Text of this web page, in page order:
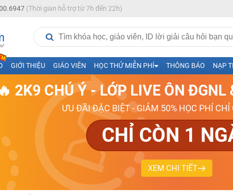
(Thời gian hỗ trợ từ 7h đến 22h)
GIỚI THIỆU GIÁO VIÊN HỌC THỬ MIỄN PHÍ THÔNG BÁO NẠP
2K9 CHÚ Ý - LỚP LIVE ÔN
ƯU ĐÃI ĐẶC BIỆT - GIẢM 50% HỌC PHÍ CHỈ
CHỈ CÒN 1
XEM CHI TIẾT
- Lý - Hóa - Văn - Anh- Sinh-Sử-Địa cùng Thầy Cô giỏi, nổi tiếng
và THCS năm học 2026-2027
giỏi, nổi tiếng
giỏi
nổi tiếng
giỏi
- 2024
giỏi, nổi tiếng